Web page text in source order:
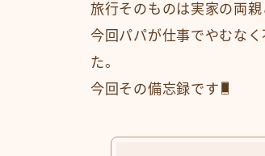
旅行そのものは実家の両
今回パパが仕事でやむな
た。
今回その備忘録です